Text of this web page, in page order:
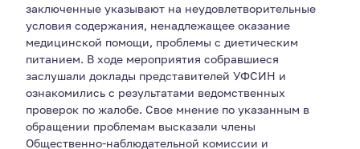
заключенные указывают на неудовлетворительные
условия содержания, ненадлежащее оказание
медицинской помощи, проблемы с диетическим
питанием. В ходе мероприятия собравшиеся
заслушали доклады представителей УФСИН и
ознакомились с результатами ведомственных
проверок по жалобе. Свое мнение по указанным в
обращении проблемам высказали члены
Общественно-наблюдательной комиссии и